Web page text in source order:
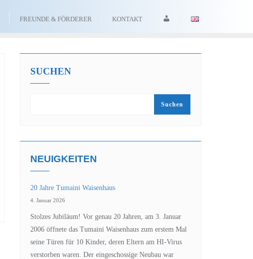
FREUNDE & FÖRDERER KONTAKT ANMELDEN
SUCHEN
Suchen
NEUIGKEITEN
20 Jahre Tumaini Waisenhaus
4. Januar 2026
Stolzes Jubiläum! Vor genau 20 Jahren, am 3. Januar
2006 öffnete das Tumaini Waisenhaus zum erstem Mal
seine Türen für 10 Kinder, deren Eltern am HI-Virus
verstorben waren. Der eingeschossige Neubau war